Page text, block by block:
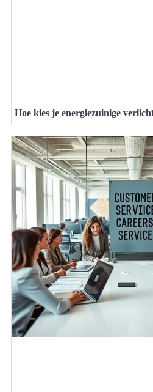
Hoe kies je energiezuinige